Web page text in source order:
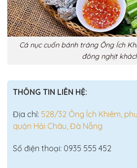
Cá nục cuốn bánh tráng Ông Ích
đông nghịt
THÔNG TIN LIÊN HỆ:
Địa chỉ: 528/32 Ông Ích Khiêm,
quận Hải Châu, Đà Nẵng
Số điện thoại: 0935 555 452